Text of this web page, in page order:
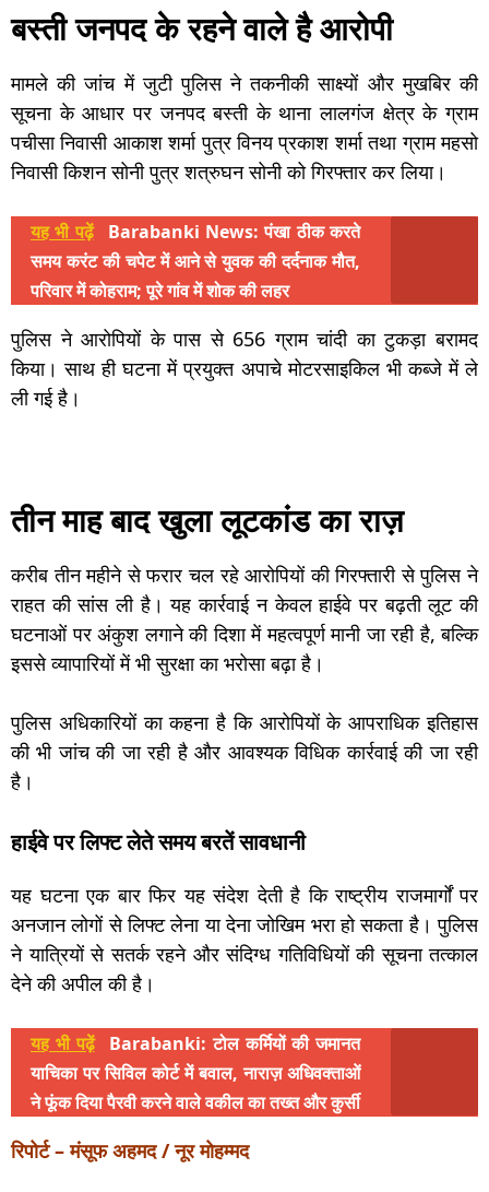
बस्ती जनपद के रहने वाले है आरोपी
मामले की जांच में जुटी पुलिस ने तकनीकी साक्ष्यों और मुखबिर की
सूचना के आधार पर जनपद बस्ती के थाना लालगंज क्षेत्र के ग्राम
पचीसा निवासी आकाश शर्मा पुत्र विनय प्रकाश शर्मा तथा ग्राम महसो
निवासी किशन सोनी पुत्र शत्रुघन सोनी को गिरफ्तार कर लिया।
यह भी पढ़ें
Barabanki News: पंखा ठीक करते
समय करंट की चपेट में आने से युवक की दर्दनाक मौत,
परिवार में कोहराम; पूरे गांव में शोक की लहर
पुलिस ने आरोपियों के पास से 656 ग्राम चांदी का टुकड़ा बरामद
किया। साथ ही घटना में प्रयुक्त अपाचे मोटरसाइकिल भी कब्जे में ले
ली गई है।
तीन माह बाद खुला लूटकांड का राज़
करीब तीन महीने से फरार चल रहे आरोपियों की गिरफ्तारी से पुलिस ने
राहत की सांस ली है। यह कार्रवाई न केवल हाईवे पर बढ़ती लूट की
घटनाओं पर अंकुश लगाने की दिशा में महत्वपूर्ण मानी जा रही है, बल्कि
इससे व्यापारियों में भी सुरक्षा का भरोसा बढ़ा है।
पुलिस अधिकारियों का कहना है कि आरोपियों के आपराधिक इतिहास
की भी जांच की जा रही है और आवश्यक विधिक कार्रवाई की जा रही
है।
हाईवे पर लिफ्ट लेते समय बरतें सावधानी
यह घटना एक बार फिर यह संदेश देती है कि राष्ट्रीय राजमार्गों पर
अनजान लोगों से लिफ्ट लेना या देना जोखिम भरा हो सकता है। पुलिस
ने यात्रियों से सतर्क रहने और संदिग्ध गतिविधियों की सूचना तत्काल
देने की अपील की है।
यह भी पढ़ें
Barabanki: टोल कर्मियों की जमानत
याचिका पर सिविल कोर्ट में बवाल, नाराज़ अधिवक्ताओं
ने फूंक दिया पैरवी करने वाले वकील का तख्त और कुर्सी
रिपोर्ट – मंसूफ अहमद / नूर मोहम्मद